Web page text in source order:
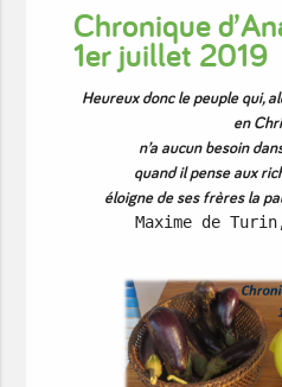
Chronique
1er juillet 2019
Heureux donc le peuple qui,
en
n’a aucun besoin
quand il pense aux
éloigne de ses frères la
Maxime de